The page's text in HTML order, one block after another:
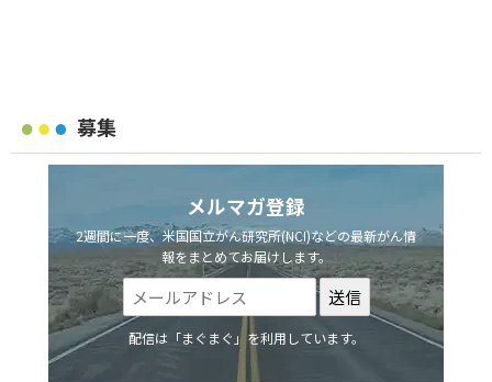
募集
メルマガ登録
2週間に一度、米国国立がん研究所(NCI)などの最新がん情
報をまとめてお届けします。
配信は「まぐまぐ」を利用しています。